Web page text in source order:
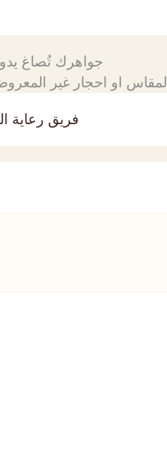
جواهرك تُصاغ
لمقاس او احجار غير
فريق رعاية